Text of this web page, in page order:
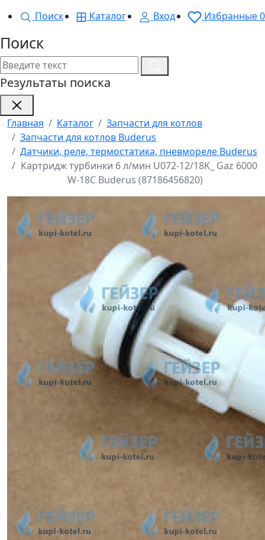
Поиск
Каталог Вход Избранные0
Поиск
Результаты поиска
Главная Каталог
Запчасти для котлов
Запчасти для котлов Buderus
Датчики, реле, термостатика, пневмореле Buderus
Картридж турбинки 6 л/мин U072-12/18K_ Gaz 6000
W-18C Buderus (87186456820)